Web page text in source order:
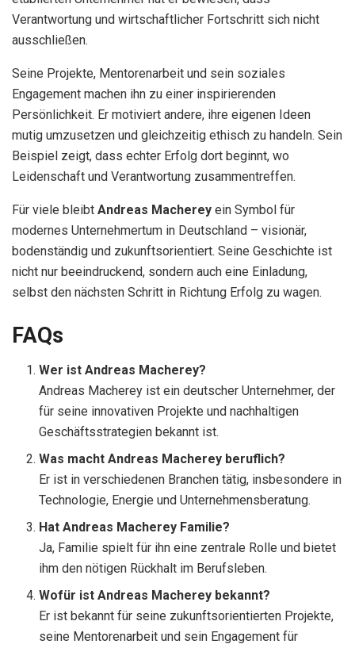
Verantwortung und wirtschaftlicher Fortschritt sich nicht
ausschließen.
Seine Projekte, Mentorenarbeit und sein soziales
Engagement machen ihn zu einer inspirierenden
Persönlichkeit. Er motiviert andere, ihre eigenen Ideen
mutig umzusetzen und gleichzeitig ethisch zu handeln. Sein
Beispiel zeigt, dass echter Erfolg dort beginnt, wo
Leidenschaft und Verantwortung zusammentreffen.
Für viele bleibt Andreas Macherey ein Symbol für
modernes Unternehmertum in Deutschland – visionär,
bodenständig und zukunftsorientiert. Seine Geschichte ist
nicht nur beeindruckend, sondern auch eine Einladung,
selbst den nächsten Schritt in Richtung Erfolg zu wagen.
FAQs
Wer ist Andreas Macherey?
Andreas Macherey ist ein deutscher Unternehmer, der
für seine innovativen Projekte und nachhaltigen
Geschäftsstrategien bekannt ist.
Was macht Andreas Macherey beruflich?
Er ist in verschiedenen Branchen tätig, insbesondere in
Technologie, Energie und Unternehmensberatung.
Hat Andreas Macherey Familie?
Ja, Familie spielt für ihn eine zentrale Rolle und bietet
ihm den nötigen Rückhalt im Berufsleben.
Wofür ist Andreas Macherey bekannt?
Er ist bekannt für seine zukunftsorientierten Projekte,
seine Mentorenarbeit und sein Engagement für